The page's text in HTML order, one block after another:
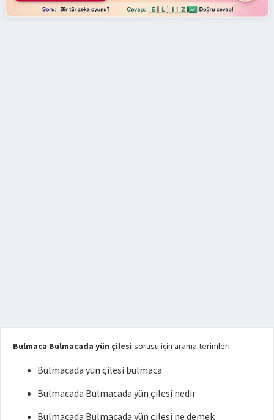
Bulmaca Bulmacada yün çilesi sorusu için arama terimleri
Bulmacada yün çilesi bulmaca
Bulmacada Bulmacada yün çilesi nedir
Bulmacada Bulmacada yün çilesi ne demek